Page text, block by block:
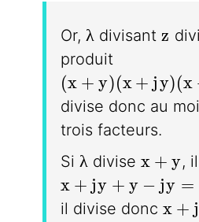
Or, \lambda
λ divisant z
z
produit
(x+ y)(x + jy)(x
(x + y)(x + jy)(x
divise donc au
trois facteurs.
Si \lambda
λ divise x + y
x + y,
x + jy + y - jy =
x + jy + y − jy =
il divise donc x +
x + j